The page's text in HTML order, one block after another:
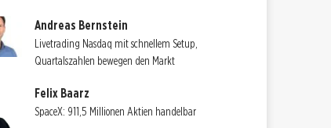
Andreas Bernstein
Livetrading Nasdaq mit schnellem Setup,
Quartalszahlen bewegen den Markt
Felix Baarz
SpaceX: 911,5 Millionen Aktien handelbar